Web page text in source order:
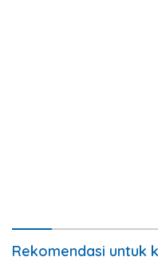
Rekomendasi untuk